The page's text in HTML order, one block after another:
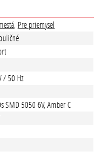
Pre priemysel
/ 50 Hz
SMD 5050 6V, Amber C